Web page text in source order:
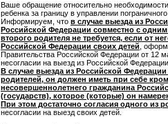
Ваше обращение относительно
ребенка за границу в управлении
Информируем, что в случае выезда из
Российской Федерации совместно с
второго родителя не требуется, если от
Российской Федерации своих детей ,
Правительства Российской Федерации от 12
несогласии на выезд из Российской
В случае выезда из Российской
родителей, он должен иметь при себе
несовершеннолетнего гражданина
(государств), которое (которые) он
При этом достаточно согласия одного из
несогласии на выезд своих детей.